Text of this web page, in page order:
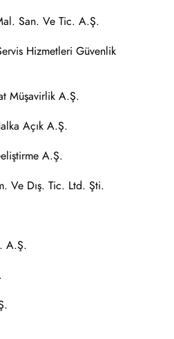
San. Ve Tic. A.Ş.
Hizmetleri Güvenlik
Müşavirlik A.Ş.
Açık A.Ş.
A.Ş.
Ve Dış. Tic. Ltd. Şti.
A.Ş.